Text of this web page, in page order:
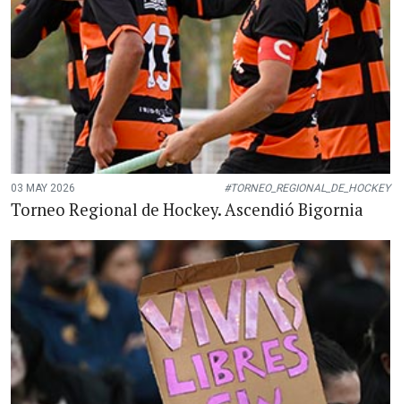
03 MAY 2026 #TORNEO_REGIONAL_DE_HOCKEY
Torneo Regional de Hockey. Ascendió Bigornia